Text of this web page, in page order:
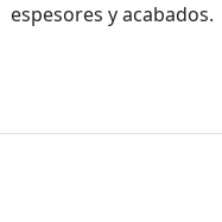
espesores y acabados.